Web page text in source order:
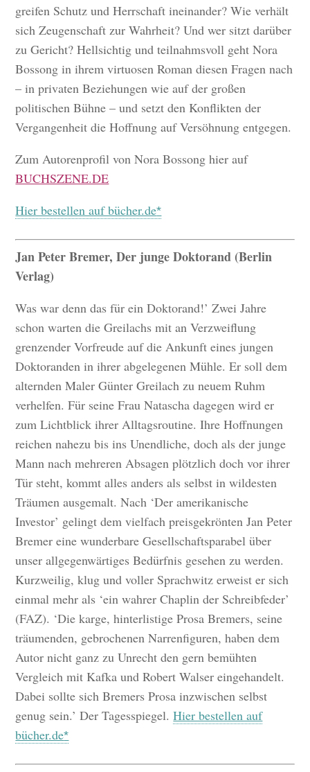
greifen Schutz und Herrschaft ineinander? Wie verhält
sich Zeugenschaft zur Wahrheit? Und wer sitzt darüber
zu Gericht? Hellsichtig und teilnahmsvoll geht Nora
Bossong in ihrem virtuosen Roman diesen Fragen nach
– in privaten Beziehungen wie auf der großen
politischen Bühne – und setzt den Konflikten der
Vergangenheit die Hoffnung auf Versöhnung entgegen.
Zum Autorenprofil von Nora Bossong hier auf
BUCHSZENE.DE
Hier bestellen auf bücher.de
Jan Peter Bremer, Der junge Doktorand (Berlin
Verlag)
Was war denn das für ein Doktorand!’ Zwei Jahre
schon warten die Greilachs mit an Verzweiflung
grenzender Vorfreude auf die Ankunft eines jungen
Doktoranden in ihrer abgelegenen Mühle. Er soll dem
alternden Maler Günter Greilach zu neuem Ruhm
verhelfen. Für seine Frau Natascha dagegen wird er
zum Lichtblick ihrer Alltagsroutine. Ihre Hoffnungen
reichen nahezu bis ins Unendliche, doch als der junge
Mann nach mehreren Absagen plötzlich doch vor ihrer
Tür steht, kommt alles anders als selbst in wildesten
Träumen ausgemalt. Nach ‘Der amerikanische
Investor’ gelingt dem vielfach preisgekrönten Jan Peter
Bremer eine wunderbare Gesellschaftsparabel über
unser allgegenwärtiges Bedürfnis gesehen zu werden.
Kurzweilig, klug und voller Sprachwitz erweist er sich
einmal mehr als ‘ein wahrer Chaplin der Schreibfeder’
(FAZ). ‘Die karge, hinterlistige Prosa Bremers, seine
träumenden, gebrochenen Narrenfiguren, haben dem
Autor nicht ganz zu Unrecht den gern bemühten
Vergleich mit Kafka und Robert Walser eingehandelt.
Dabei sollte sich Bremers Prosa inzwischen selbst
genug sein.’ Der Tagesspiegel.Hier bestellen auf
bücher.de